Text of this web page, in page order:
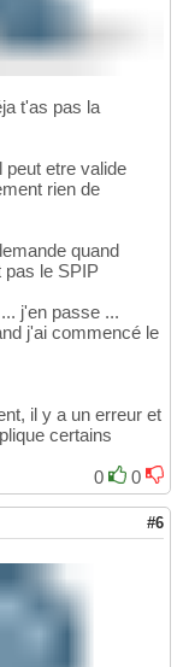
t'as pas la
peut etre valide
rien de
quand
pas le SPIP
j'en passe ...
j'ai commencé le
il y a un erreur et
certains
0
0
#6